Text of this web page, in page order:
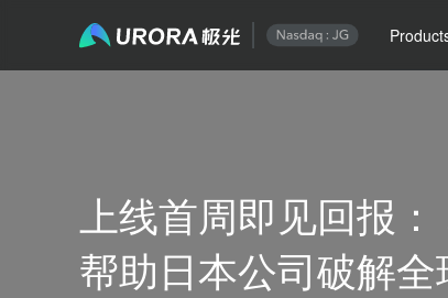
上线首周即见回报
帮助日本公司破解